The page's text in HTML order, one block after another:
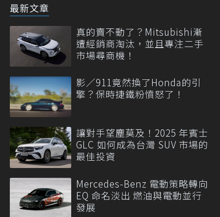
最新文章
真的賣不動了？Mitsubishi漸
遭經銷商淘汰，並且專注二手
市場尋商機！
影／911竟然換了Honda的引
擎？保時捷鐵粉憤怒了！
讓對手望塵莫及！2025 年賓士
GLC 如何成為台灣 SUV 市場的
最佳投資
Mercedes-Benz 電動策略轉向
EQ 命名淡出 燃油與電動並行
發展